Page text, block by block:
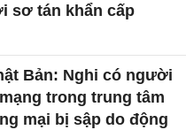
sơ tán khẩn cấp
Bản: Nghi có người
trong trung tâm
mại bị sập do động